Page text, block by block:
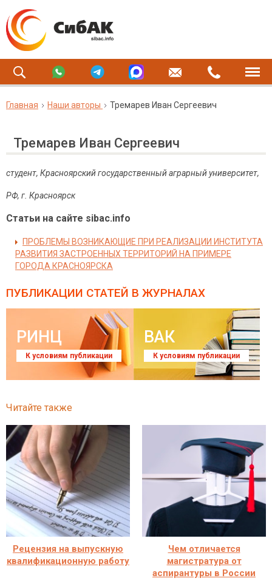
Главная Наши авторы Тремарев Иван Сергеевич
Тремарев Иван Сергеевич
студент, Красноярский государственный аграрный университет,
РФ, г. Красноярск
Статьи на сайте sibac.info
ПРОБЛЕМЫ ВОЗНИКАЮЩИЕ ПРИ РЕАЛИЗАЦИИ ИНСТИТУТА
РАЗВИТИЯ ЗАСТРОЕННЫХ ТЕРРИТОРИЙ НА ПРИМЕРЕ
ГОРОДА КРАСНОЯРСКА
ПУБЛИКАЦИИ СТАТЕЙ В ЖУРНАЛАХ
РИНЦ
К условиям публикации
ВАК
К условиям публикации
Читайте также
Рецензия на выпускную
квалификационную работу
Чем отличается
магистратура от
аспирантуры в России